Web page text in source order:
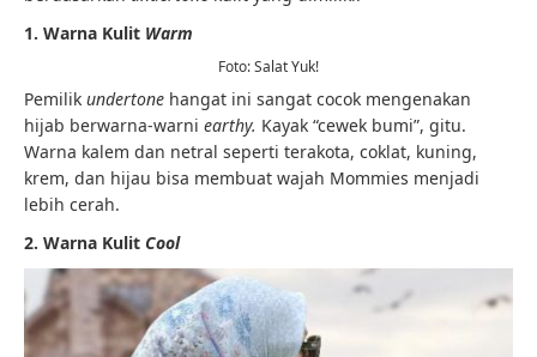
1. Warna Kulit Warm
Foto: Salat Yuk!
Pemilik undertone hangat ini sangat cocok mengenakan
hijab berwarna-warni earthy. Kayak “cewek bumi”, gitu.
Warna kalem dan netral seperti terakota, coklat, kuning,
krem, dan hijau bisa membuat wajah Mommies menjadi
lebih cerah.
2. Warna Kulit Cool